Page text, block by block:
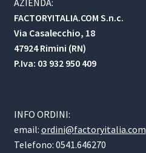
AZIENDA:
FACTORYITALIA.COM S.n.c.
Via Casalecchio, 18
47924 Rimini (RN)
P.Iva: 03 932 950 409
INFO ORDINI:
email: ordini@factoryitalia.com
Telefono: 0541.646270